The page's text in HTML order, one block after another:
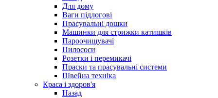
Для дому
Ваги підлогові
Прасувальні дошки
Машинки для стрижки катишків
Пароочищувачі
Пилососи
Розетки і перемикачі
Праски та прасувальні системи
Швейна техніка
Краса і здоров'я
Назад